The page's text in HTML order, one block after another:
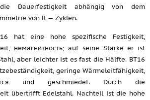
Dauerfestigkeit abhängig von dem
von R — Zyklen.
hat eine hohe spezifische Festigkeit,
немагнитность; auf seine Stärke er ist
aber leichter ist es fast die Hälfte. ВТ16
geringe Wärmeleitfähigkeit,
und geschmiedet. Durch die
übertrifft Edelstahl. Nachteil ist die hohe